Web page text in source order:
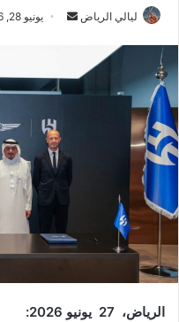
ليالي الرياض
ل
د
ك
يونيو 28, 2026
الرياض، يونيو 2026: